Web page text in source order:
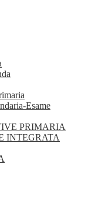
Esame
PRIMARIA
INTEGRATA